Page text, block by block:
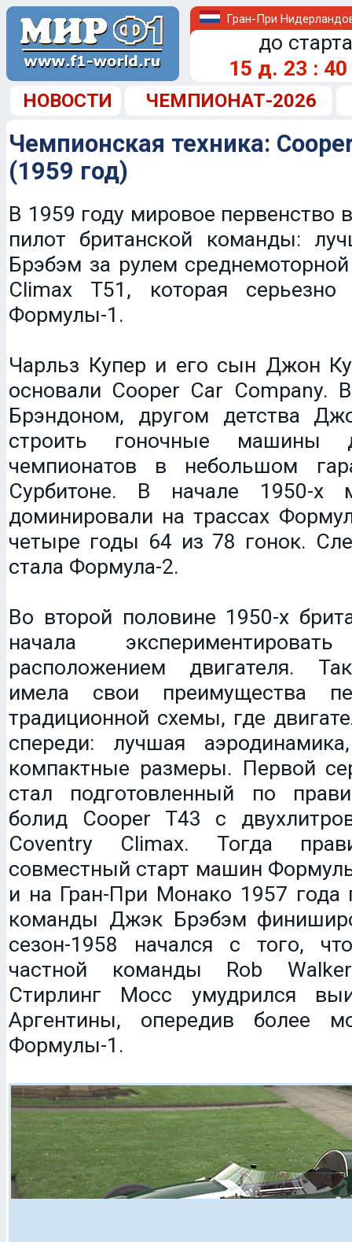
Гран-При
до
15 д. 23 : 40
НОВОСТИ ЧЕМПИОНАТ-2026
Чемпионская техника:
(1959 год)
В 1959 году мировое первенство
пилот британской команды:
Брэбэм за рулем
Climax T51, которая
Формулы-1.
Чарльз Купер и его сын Джон
основали Cooper Car Company.
Брэндоном, другом детства
строить гоночные машины
чемпионатов в небольшом
Сурбитоне. В начале 1950-х
доминировали на трассах
четыре годы 64 из 78 гонок.
стала Формула-2.
Во второй половине 1950-х
начала
расположением двигателя.
имела свои преимущества
традиционной схемы, где
спереди: лучшая
компактные размеры. Первой
стал подготовленный по
болид Cooper T43 с
Coventry Climax. Тогда
совместный старт машин
и на Гран-При Монако 1957 года
команды Джэк Брэбэм
сезон-1958 начался с того,
частной команды Rob
Стирлинг Мосс умудрился
Аргентины, опередив более
Формулы-1.